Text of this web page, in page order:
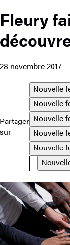
Fleury
28 novembre 2017
Partager
sur
Nouvelle
Nouvelle
Nouvelle
Nouvelle
Nouvelle